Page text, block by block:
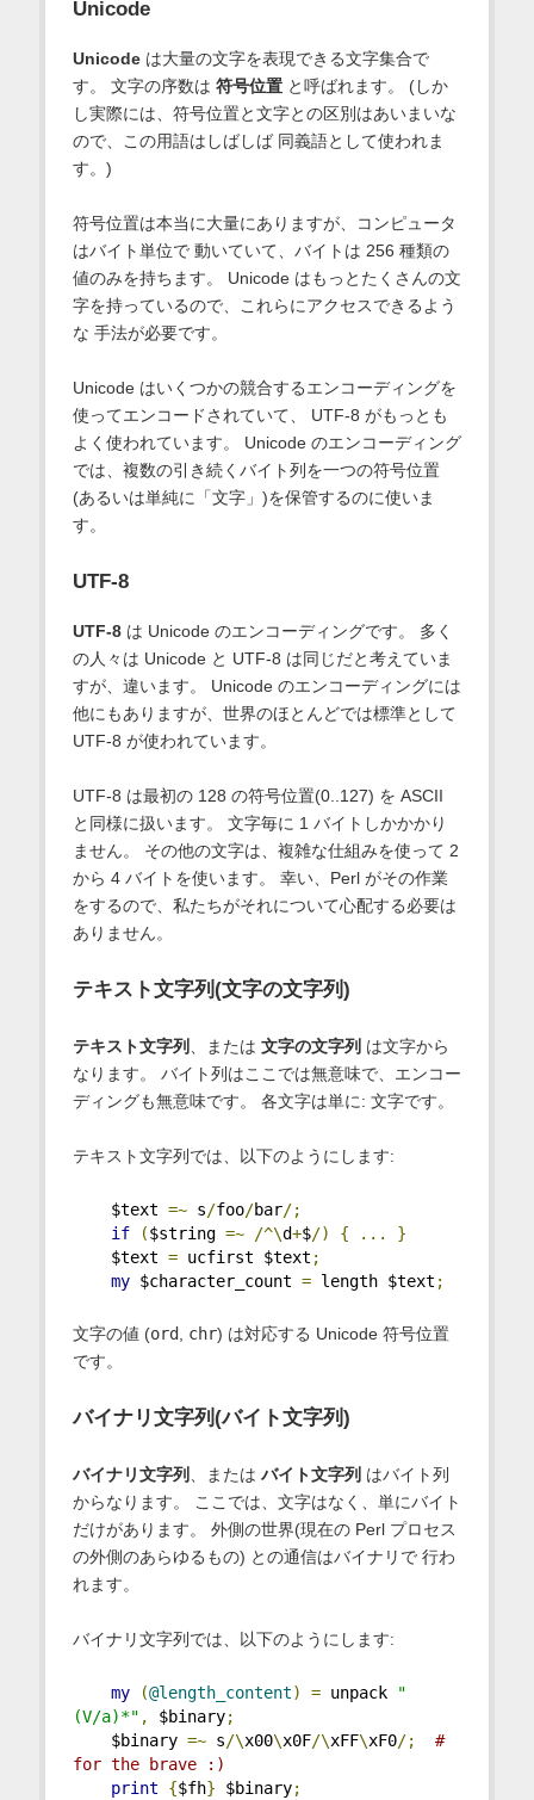
Unicode
Unicodeは大量の文字を表現できる文字集合で
す。 文字の序数は 符号位置と呼ばれます。 (しか
し実際には、符号位置と文字との区別はあいまいな
ので、この用語はしばしば 同義語として使われま
す。)
符号位置は本当に大量にありますが、コンピュータ
はバイト単位で 動いていて、バイトは 256 種類の
値のみを持ちます。 Unicode はもっとたくさんの文
字を持っているので、これらにアクセスできるよう
な 手法が必要です。
Unicode はいくつかの競合するエンコーディングを
使ってエンコードされていて、 UTF-8 がもっとも
よく使われています。 Unicode のエンコーディング
では、複数の引き続くバイト列を一つの符号位置
(あるいは単純に「文字」)を保管するのに使いま
す。
UTF-8
UTF-8は Unicode のエンコーディングです。 多く
の人々は Unicode と UTF-8 は同じだと考えていま
すが、違います。 Unicode のエンコーディングには
他にもありますが、世界のほとんどでは標準として
UTF-8 が使われています。
UTF-8 は最初の 128 の符号位置(0..127) を ASCII
と同様に扱います。 文字毎に 1 バイトしかかかり
ません。 その他の文字は、複雑な仕組みを使って 2
から 4 バイトを使います。 幸い、Perl がその作業
をするので、私たちがそれについて心配する必要は
ありません。
テキスト文字列(文字の文字列)
テキスト文字列 、または 文字の文字列 は文字から
なります。 バイト列はここでは無意味で、エンコー
ディングも無意味です。 各文字は単に: 文字です。
テキスト文字列では、以下のようにします:
$text =~ s/foo/bar/;
if
($string =~ /^\d+$/) { ...
}
$text = ucfirst $text ;
my $character_count = length $text ;
文字の値 (ord chr) は対応する Unicode 符号位置
です。
バイナリ文字列(バイト文字列)
バイナリ文字列 、または バイト文字列 はバイト列
からなります。 ここでは、文字はなく、単にバイト
だけがあります。 外側の世界(現在の Perl プロセス
の外側のあらゆるもの) との通信はバイナリで 行わ
れます。
バイナリ文字列では、以下のようにします:
my (@length_content) = unpack
"
(V/a)*" , $binary;
$binary =~ s/\x00\x0F/\xFF\xF0/;
#
for the brave :)
print
{$fh} $binary;